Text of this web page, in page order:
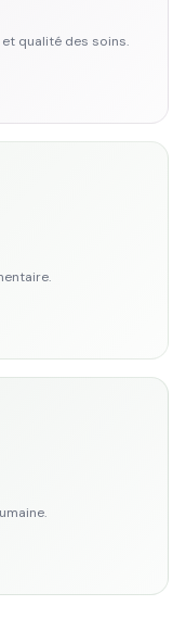
qualité des soins.